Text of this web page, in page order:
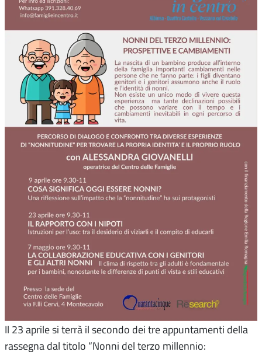
Il 23 aprile si terrà il secondo dei tre appuntamenti della
rassegna dal titolo “Nonni del terzo millennio: